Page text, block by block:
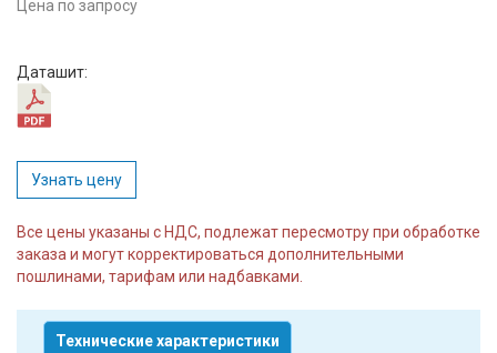
Цена по запросу
Даташит:
Узнать цену
Все цены указаны с НДС, подлежат пересмотру при обработке
заказа и могут корректироваться дополнительными
пошлинами, тарифам или надбавками.
Технические характеристики